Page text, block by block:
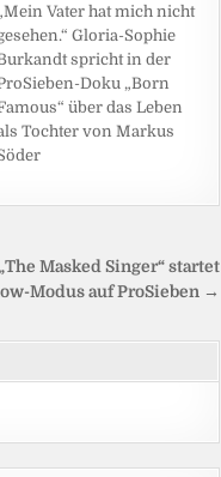
Vater hat mich nicht
Gloria-Sophie
spricht in der
Doku „Born
über das Leben
Tochter von Markus
Masked Singer“ startet
Modus auf ProSieben →